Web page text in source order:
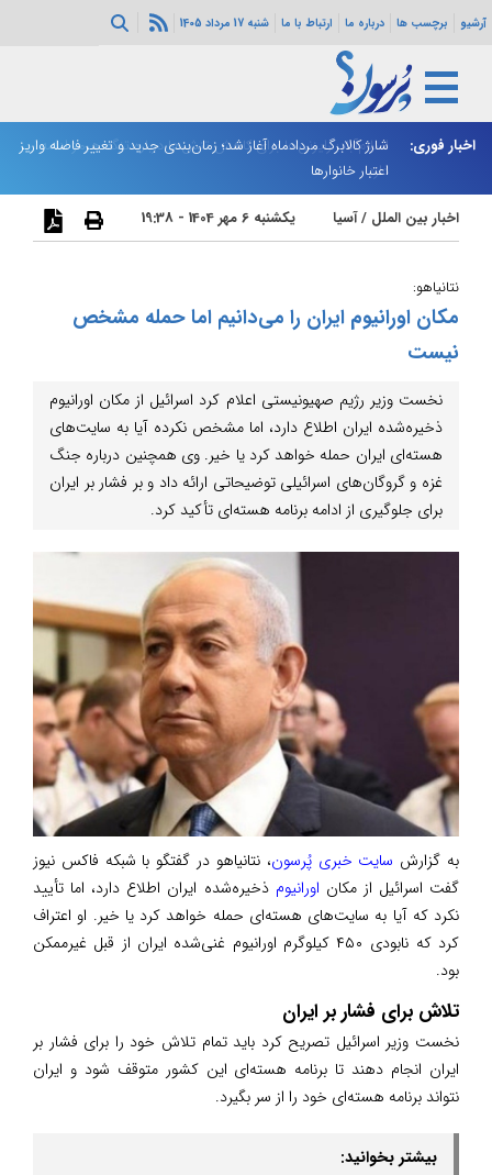
آرشیو برچسب ها درباره ما ارتباط با ما شنبه 17 مرداد 1405
اخبار فوری:
هرمز ادامه
شارژ کالابرگ مردادماه آغاز شد؛ زمان‌بندی جدید و تغییر فاصله واریز
اعتبار خانوارها
اخبار بین الملل /آسیا یکشنبه 6 مهر 1404 - 19:38
نتانیاهو:
مکان اورانیوم ایران را می‌دانیم اما حمله مشخص
نیست
نخست وزیر رژیم صهیونیستی اعلام کرد اسرائیل از مکان اورانیوم
ذخیره‌شده ایران اطلاع دارد، اما مشخص نکرده آیا به سایت‌های
هسته‌ای ایران حمله خواهد کرد یا خیر. وی همچنین درباره جنگ
غزه و گروگان‌های اسرائیلی توضیحاتی ارائه داد و بر فشار بر ایران
برای جلوگیری از ادامه برنامه هسته‌ای تأکید کرد.
به گزارش سایت خبری پُرسون، نتانیاهو در گفتگو با شبکه فاکس نیوز
گفت اسرائیل از مکان اورانیوم ذخیره‌شده ایران اطلاع دارد، اما تأیید
نکرد که آیا به سایت‌های هسته‌ای حمله خواهد کرد یا خیر. او اعتراف
کرد که نابودی ۴۵۰ کیلوگرم اورانیوم غنی‌شده ایران از قبل غیرممکن
بود.
تلاش برای فشار بر ایران
نخست وزیر اسرائیل تصریح کرد باید تمام تلاش خود را برای فشار بر
ایران انجام دهند تا برنامه هسته‌ای این کشور متوقف شود و ایران
نتواند برنامه هسته‌ای خود را از سر بگیرد.
بیشتر بخوانید: